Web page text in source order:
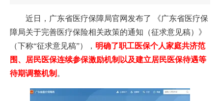
近日，广东省医疗保障局官网发布了 《广东省医疗保
障局关于完善医疗保险相关政策的通知（征求意见稿）》
（下称“征求意见稿”）， 明确了职工医保个人家庭共济范
围、居民医保连续参保激励机制以及建立居民医保待遇等
待期调整机制 。